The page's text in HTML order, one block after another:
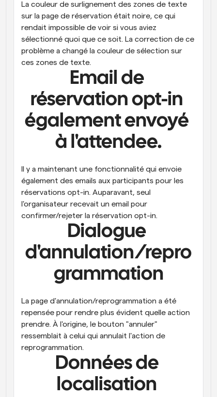
La couleur de surlignement des zones de texte
sur la page de réservation était noire, ce qui
rendait impossible de voir si vous aviez
sélectionné quoi que ce soit. La correction de ce
problème a changé la couleur de sélection sur
ces zones de texte.
Email de
réservation opt-in
également envoyé
à l'attendee.
Il y a maintenant une fonctionnalité qui envoie
également des emails aux participants pour les
réservations opt-in. Auparavant, seul
l'organisateur recevait un email pour
confirmer/rejeter la réservation opt-in.
Dialogue
d'annulation/repro
grammation
La page d'annulation/reprogrammation a été
repensée pour rendre plus évident quelle action
prendre. À l'origine, le bouton "annuler"
ressemblait à celui qui annulait l'action de
reprogrammation.
Données de
localisation